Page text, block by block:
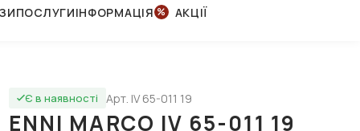
ПОСЛУГИІНФОРМАЦІЯ АКЦІЇ
Є в наявності Арт. IV 65-011 19
ENNI MARCO IV 65-011 19